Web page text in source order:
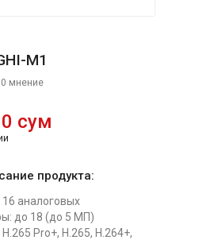
M1
0 мнение
сум
продукта:
аналоговых
до 18 (до 5 МП)
Pro+, H.265, H.264+,